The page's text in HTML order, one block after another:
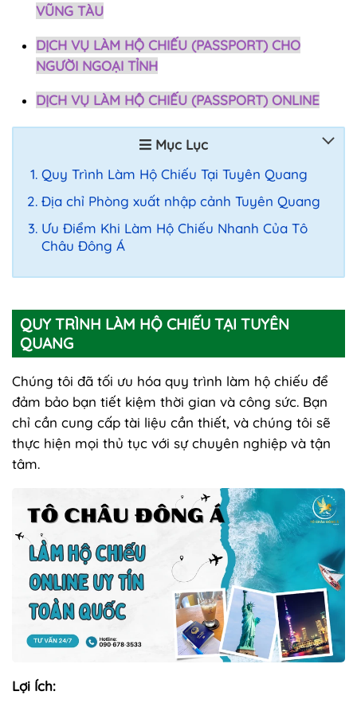
VŨNG TÀU
DỊCH VỤ LÀM HỘ CHIẾU (PASSPORT) CHO
NGƯỜI NGOẠI TỈNH
DỊCH VỤ LÀM HỘ CHIẾU (PASSPORT) ONLINE
Mục Lục
Quy Trình Làm Hộ Chiếu Tại Tuyên Quang
Địa chỉ Phòng xuất nhập cảnh Tuyên Quang
Ưu Điểm Khi Làm Hộ Chiếu Nhanh Của Tô
Châu Đông Á
QUY TRÌNH LÀM HỘ CHIẾU TẠI TUYÊN
QUANG
Chúng tôi đã tối ưu hóa quy trình làm hộ chiếu để
đảm bảo bạn tiết kiệm thời gian và công sức. Bạn
chỉ cần cung cấp tài liệu cần thiết, và chúng tôi sẽ
thực hiện mọi thủ tục với sự chuyên nghiệp và tận
tâm.
Lợi Ích: